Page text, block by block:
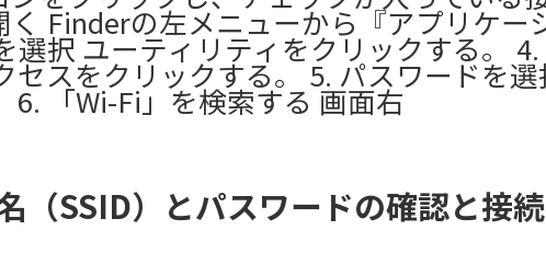
Finderの左メニューから『アプリケー
選択 ユーティリティをクリックする。
セスをクリックする。 5. パスワードを
6. 「Wi-Fi」を検索する 画面右
（SSID）とパスワードの確認と接